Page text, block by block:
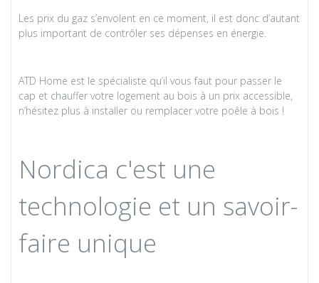
Les prix du gaz s’envolent en ce moment, il est donc d’autant
plus important de contrôler ses dépenses en énergie.
ATD Home est le spécialiste qu’il vous faut pour passer le
cap et chauffer votre logement au bois à un prix accessible,
n’hésitez plus à installer ou remplacer votre poêle à bois !
Nordica c'est une
technologie et un savoir-
faire unique